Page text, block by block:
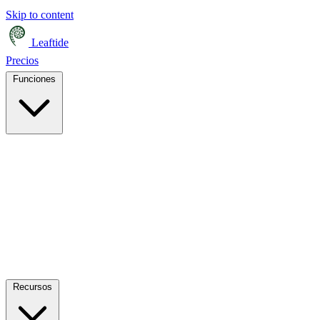
Skip to content
Leaftide
Precios